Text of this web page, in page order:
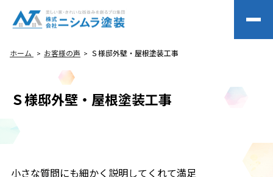
ホーム お客様の声 Ｓ様邸外壁・屋根塗装工事
Ｓ様邸外壁・屋根塗装工事
小さな質問にも細かく説明してくれて満足